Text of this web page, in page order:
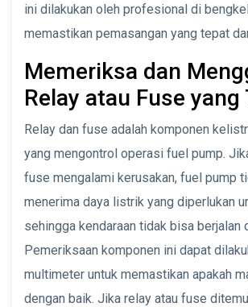
ini dilakukan oleh profesional di
memastikan pemasangan yang tepat
Memeriksa dan
Relay atau Fuse
Relay dan fuse adalah komponen
yang mengontrol operasi fuel pump.
fuse mengalami kerusakan, fuel pump
menerima daya listrik yang diperlukan
sehingga kendaraan tidak bisa berjalan
Pemeriksaan komponen ini dapat
multimeter untuk memastikan apakah
dengan baik. Jika relay atau fuse